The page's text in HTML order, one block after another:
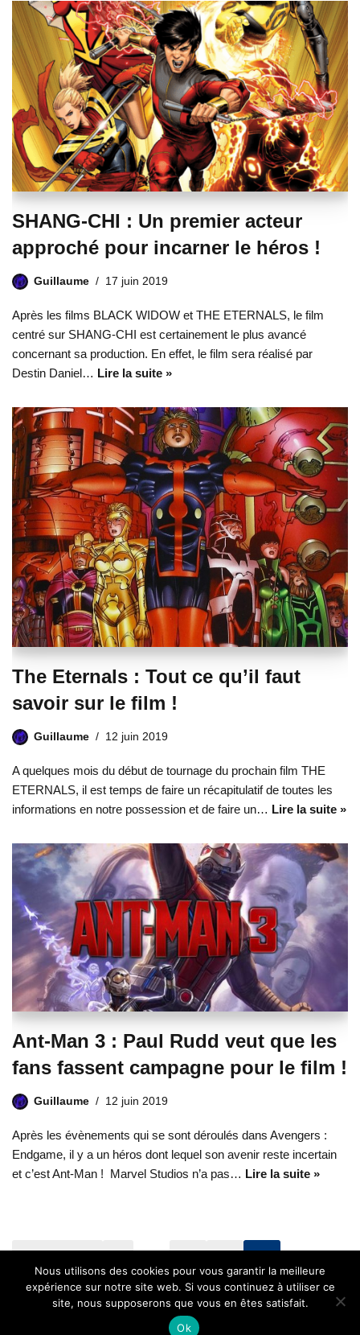
SHANG-CHI : Un premier acteur
approché pour incarner le héros !
Guillaume 17 juin 2019
Après les films BLACK WIDOW et THE ETERNALS, le film
centré sur SHANG-CHI est certainement le plus avancé
concernant sa production. En effet, le film sera réalisé par
Destin Daniel… Lire la suite »
The Eternals : Tout ce qu’il faut
savoir sur le film !
Guillaume 12 juin 2019
A quelques mois du début de tournage du prochain film THE
ETERNALS, il est temps de faire un récapitulatif de toutes les
informations en notre possession et de faire un… Lire la suite »
Ant-Man 3 : Paul Rudd veut que les
fans fassent campagne pour le film !
Guillaume 12 juin 2019
Après les évènements qui se sont déroulés dans Avengers :
Endgame, il y a un héros dont lequel son avenir reste incertain
et c’est Ant-Man ! Marvel Studios n’a pas… Lire la suite »
Nous utilisons des cookies pour vous garantir la meilleure
expérience sur notre site web. Si vous continuez à utiliser ce
site, nous supposerons que vous en êtes satisfait.
Ok